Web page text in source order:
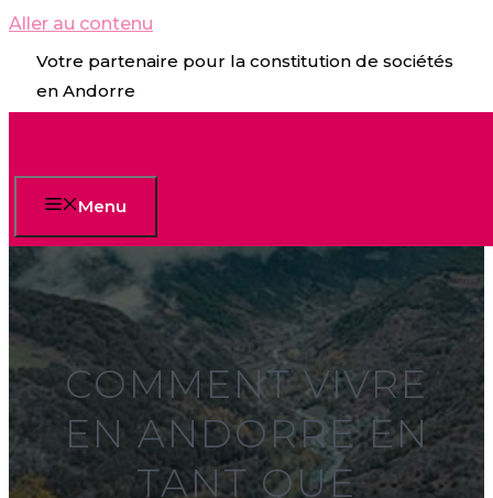
Aller au contenu
Votre partenaire pour la constitution de sociétés
en Andorre
Menu
COMMENT VIVRE
EN ANDORRE EN
TANT QUE